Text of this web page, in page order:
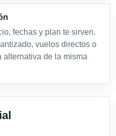
fechas y plan te sirven.
vuelos directos o
alternativa de la misma